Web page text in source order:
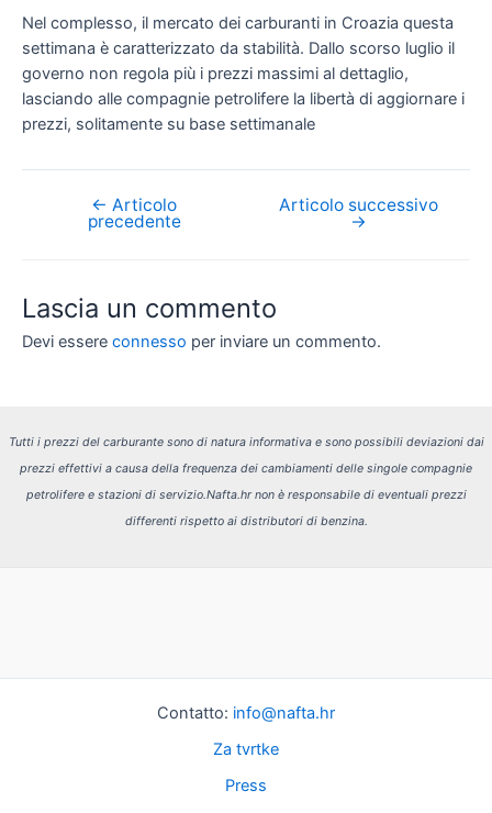
Nel complesso, il mercato dei carburanti in Croazia questa
settimana è caratterizzato da stabilità. Dallo scorso luglio il
governo non regola più i prezzi massimi al dettaglio,
lasciando alle compagnie petrolifere la libertà di aggiornare i
prezzi, solitamente su base settimanale
Navigazione
← Articolo
precedente
Articolo successivo
→
Lascia un commento
Devi essere connesso per inviare un commento.
Tutti i prezzi del carburante sono di natura informativa e sono possibili deviazioni dai
prezzi effettivi a causa della frequenza dei cambiamenti delle singole compagnie
petrolifere e stazioni di servizio.Nafta.hr non è responsabile di eventuali prezzi
differenti rispetto ai distributori di benzina.
Contatto: info@nafta.hr
Za tvrtke
Press